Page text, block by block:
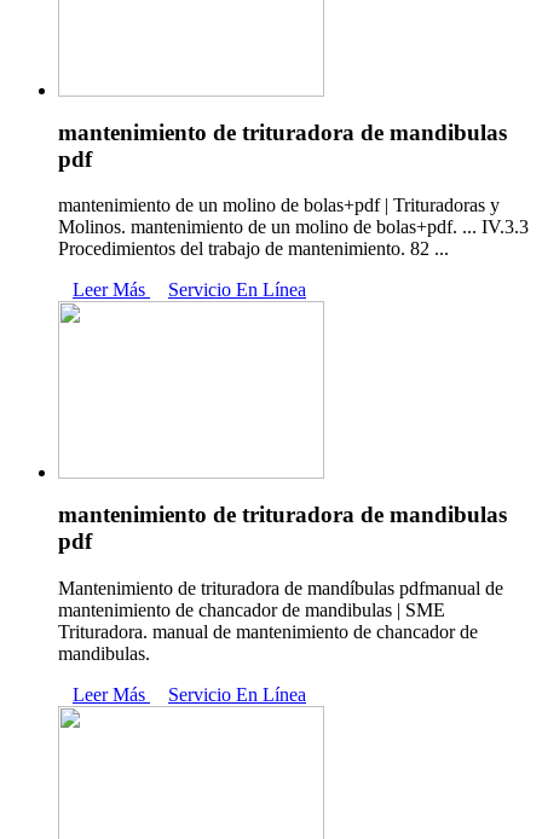
mantenimiento de trituradora de mandibulas
pdf
mantenimiento de un molino de bolas+pdf | Trituradoras y
Molinos. mantenimiento de un molino de bolas+pdf. ... IV.3.3
Procedimientos del trabajo de mantenimiento. 82 ...
Leer Más
Servicio En Línea
mantenimiento de trituradora de mandibulas
pdf
Mantenimiento de trituradora de mandíbulas pdfmanual de
mantenimiento de chancador de mandibulas | SME
Trituradora. manual de mantenimiento de chancador de
mandibulas.
Leer Más
Servicio En Línea